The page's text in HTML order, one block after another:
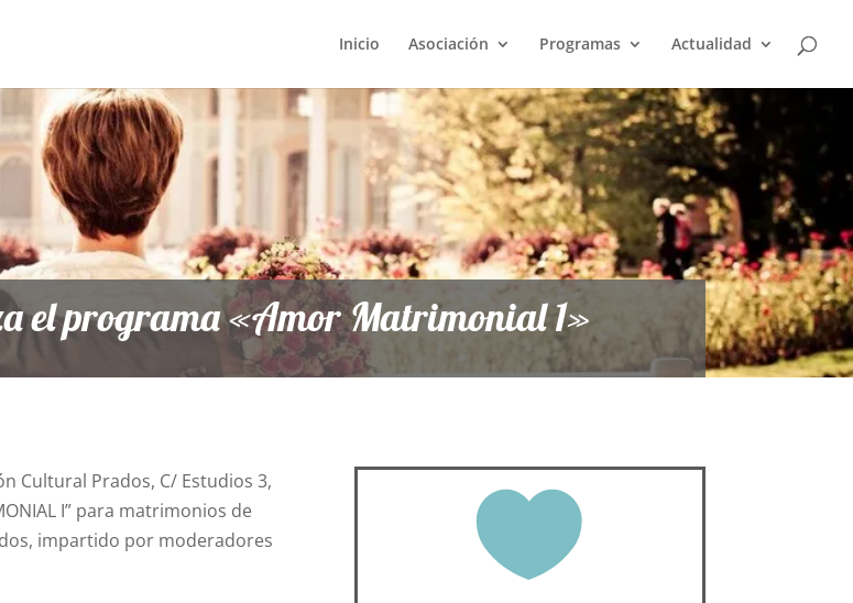
Inicio Asociación Programas Actualidad
el programa «Amor Matrimonial 1»
Cultural Prados, C/ Estudios 3,
I” para matrimonios de
impartido por moderadores
